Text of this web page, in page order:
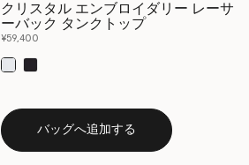
クリスタル エンブロイダリー レーサ
ーバック タンクトップ
¥59,400
バッグへ追加する